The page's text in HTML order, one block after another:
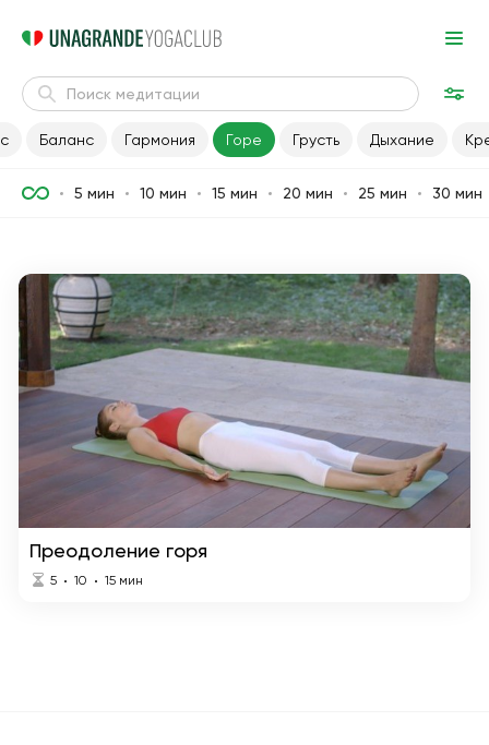
Баланс Гармония Горе Грусть Дыхание
5 мин 10 мин 15 мин 20 мин 25 мин 30 мин
Преодоление горя
5 10 15 мин